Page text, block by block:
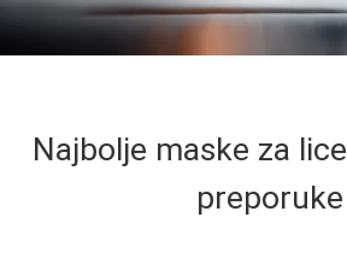
Najbolje maske za
preporuke